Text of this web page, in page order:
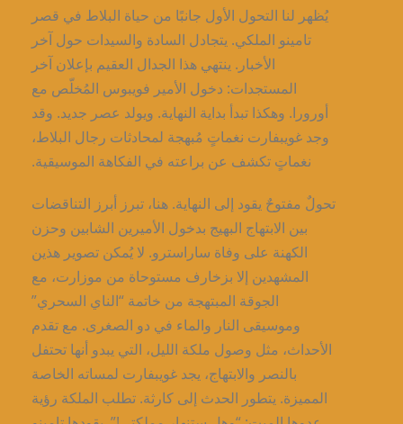
يُظهر لنا التحول الأول جانبًا من حياة البلاط في قصر
تامينو الملكي. يتجادل السادة والسيدات حول آخر
الأخبار. ينتهي هذا الجدال العقيم بإعلان آخر
المستجدات: دخول الأمير فويبوس المُخلّص مع
أورورا. وهكذا تبدأ بداية النهاية. ويولد عصر جديد. وقد
وجد غويبفارت نغماتٍ مُبهجة لمحادثات رجال البلاط،
نغماتٍ تكشف عن براعته في الفكاهة الموسيقية.
تحولٌ مفتوحٌ يقود إلى النهاية. هنا، تبرز أبرز التناقضات
بين الابتهاج البهيج بدخول الأميرين الشابين وحزن
الكهنة على وفاة ساراسترو. لا يُمكن تصوير هذين
المشهدين إلا بزخارف مستوحاة من موزارت، مع
الجوقة المبتهجة من خاتمة “الناي السحري”
وموسيقى النار والماء في دو الصغرى. مع تقدم
الأحداث، مثل وصول ملكة الليل، التي يبدو أنها تحتفل
بالنصر والابتهاج، يجد غويبفارت لمساته الخاصة
المميزة. يتطور الحدث إلى كارثة. تطلب الملكة رؤية